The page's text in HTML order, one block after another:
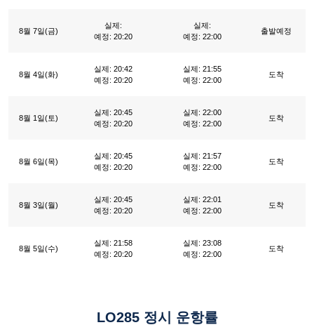
8월 7일(금)
실제:
예정: 20:20
실제:
예정: 22:00
출발예정
8월 4일(화)
실제: 20:42
예정: 20:20
실제: 21:55
예정: 22:00
도착
8월 1일(토)
실제: 20:45
예정: 20:20
실제: 22:00
예정: 22:00
도착
8월 6일(목)
실제: 20:45
예정: 20:20
실제: 21:57
예정: 22:00
도착
8월 3일(월)
실제: 20:45
예정: 20:20
실제: 22:01
예정: 22:00
도착
8월 5일(수)
실제: 21:58
예정: 20:20
실제: 23:08
예정: 22:00
도착
LO285 정시 운항률